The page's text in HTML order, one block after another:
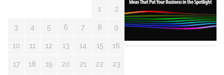
1 2
3 4 5 6 7 8 9
10 11 12 13 14 15 16
17 18 19 20 21 22 23